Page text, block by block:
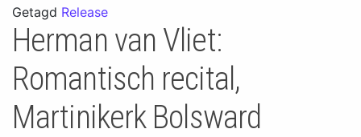
Getagd Release
Herman van Vliet:
Romantisch recital,
Martinikerk Bolsward